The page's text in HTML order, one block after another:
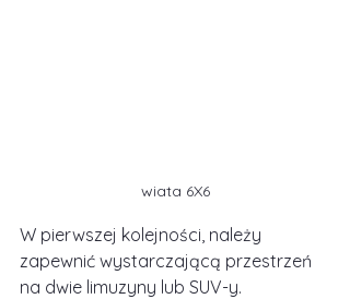
wiata 6X6
W pierwszej kolejności, należy
zapewnić wystarczającą przestrzeń
na dwie limuzyny lub SUV-y.